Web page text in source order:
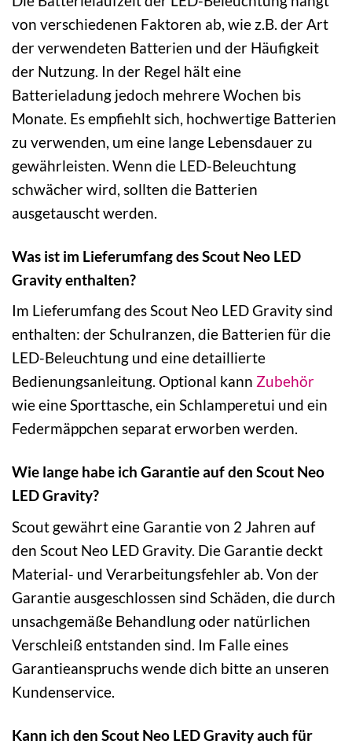
von verschiedenen Faktoren ab, wie z.B. der Art
der verwendeten Batterien und der Häufigkeit
der Nutzung. In der Regel hält eine
Batterieladung jedoch mehrere Wochen bis
Monate. Es empfiehlt sich, hochwertige Batterien
zu verwenden, um eine lange Lebensdauer zu
gewährleisten. Wenn die LED-Beleuchtung
schwächer wird, sollten die Batterien
ausgetauscht werden.
Was ist im Lieferumfang des Scout Neo LED
Gravity enthalten?
Im Lieferumfang des Scout Neo LED Gravity sind
enthalten: der Schulranzen, die Batterien für die
LED-Beleuchtung und eine detaillierte
Bedienungsanleitung. Optional kann Zubehör
wie eine Sporttasche, ein Schlamperetui und ein
Federmäppchen separat erworben werden.
Wie lange habe ich Garantie auf den Scout Neo
LED Gravity?
Scout gewährt eine Garantie von 2 Jahren auf
den Scout Neo LED Gravity. Die Garantie deckt
Material- und Verarbeitungsfehler ab. Von der
Garantie ausgeschlossen sind Schäden, die durch
unsachgemäße Behandlung oder natürlichen
Verschleiß entstanden sind. Im Falle eines
Garantieanspruchs wende dich bitte an unseren
Kundenservice.
Kann ich den Scout Neo LED Gravity auch für